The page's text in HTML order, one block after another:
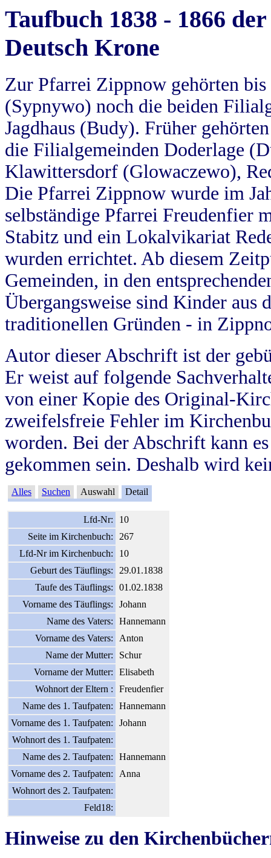
Taufbuch 1838 - 1866
Deutsch Krone
Zur Pfarrei Zippnow gehörten
(Sypnywo) noch die beiden
Jagdhaus (Budy). Früher
die Filialgemeinden Doderlage
Klawittersdorf (Glowaczewo),
Die Pfarrei Zippnow wurde im
selbständige Pfarrei Freudenfier
Stabitz und ein Lokalvikariat
wurden errichtet. Ab diesem
Gemeinden, in den
Übergangsweise sind Kinder aus
traditionellen Gründen - in
Autor dieser Abschrift ist der
Er weist auf folgende
von einer Kopie des Original-
zweifelsfreie Fehler im
worden. Bei der Abschrift kann
gekommen sein. Deshalb wird
Alles Suchen Auswahl Detail
Lfd-Nr:
10
Seite im Kirchenbuch:
267
Lfd-Nr im Kirchenbuch:
10
Geburt des Täuflings:
29.01.1838
Taufe des Täuflings:
01.02.1838
Vorname des Täuflings:
Johann
Name des Vaters:
Hannemann
Vorname des Vaters:
Anton
Name der Mutter:
Schur
Vorname der Mutter:
Elisabeth
Wohnort der Eltern :
Freudenfier
Name des 1. Taufpaten:
Hannemann
Vorname des 1. Taufpaten:
Johann
Wohnort des 1. Taufpaten:
Name des 2. Taufpaten:
Hannemann
Vorname des 2. Taufpaten:
Anna
Wohnort des 2. Taufpaten:
Feld18:
Hinweise zu den